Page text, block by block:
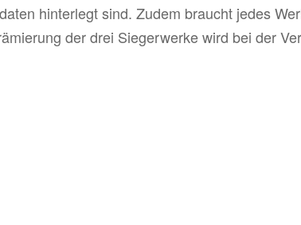
hinterlegt sind. Zudem braucht jedes
der drei Siegerwerke wird bei der